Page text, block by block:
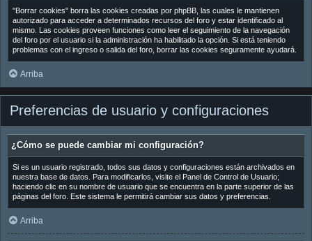
"Borrar cookies" borra las cookies creadas por phpBB, las cuales le mantienen
autorizado para acceder a determinados recursos del foro y estar identificado al
mismo. Las cookies proveen funciones como leer el seguimiento de la navegación
del foro por el usuario si la administración ha habilitado la opción. Si está teniendo
problemas con el ingreso o salida del foro, borrar las cookies seguramente ayudará.
Arriba
Preferencias de usuario y configuraciones
¿Cómo se puede cambiar mi configuración?
Si es un usuario registrado, todos sus datos y configuraciones están archivados en
nuestra base de datos. Para modificarlos, visite el Panel de Control de Usuario;
haciendo clic en su nombre de usuario que se encuentra en la parte superior de las
páginas del foro. Este sistema le permitirá cambiar sus datos y preferencias.
Arriba